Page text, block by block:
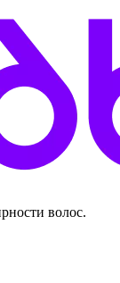
волос.